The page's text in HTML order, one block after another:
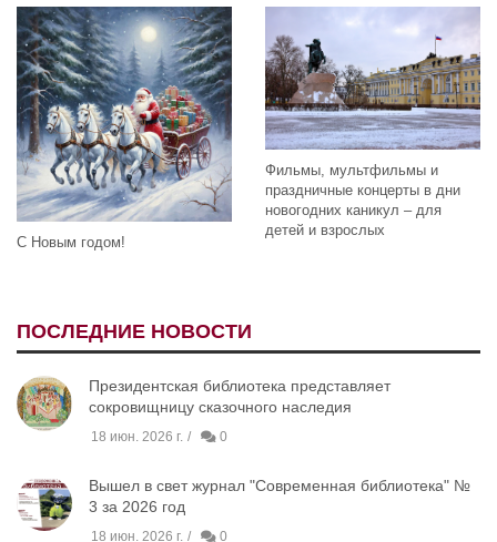
С Новым годом!
Фильмы, мультфильмы и
праздничные концерты в дни
новогодних каникул – для
детей и взрослых
ПОСЛЕДНИЕ НОВОСТИ
Президентская библиотека представляет
сокровищницу сказочного наследия
18 июн. 2026 г. 0
Вышел в свет журнал "Современная библиотека" №
3 за 2026 год
18 июн. 2026 г. 0